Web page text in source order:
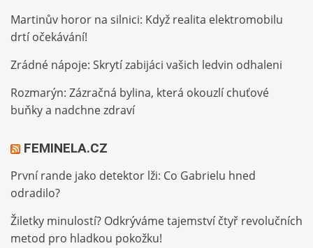
Martinův horor na silnici: Když realita elektromobilu
drtí očekávání!
Zrádné nápoje: Skrytí zabijáci vašich ledvin odhaleni
Rozmarýn: Zázračná bylina, která okouzlí chuťové
buňky a nadchne zdraví
FEMINELA.CZ
První rande jako detektor lži: Co Gabrielu hned
odradilo?
Žiletky minulostí? Odkrýváme tajemství čtyř revolučních
metod pro hladkou pokožku!